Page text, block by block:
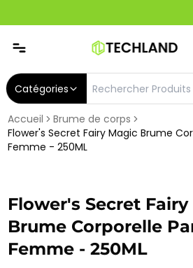
Catégories
Accueil
Brume de corps
Flower's Secret Fairy Magic Brume
Femme - 250ML
Flower's Secret
Brume Corporelle
Femme - 250ML